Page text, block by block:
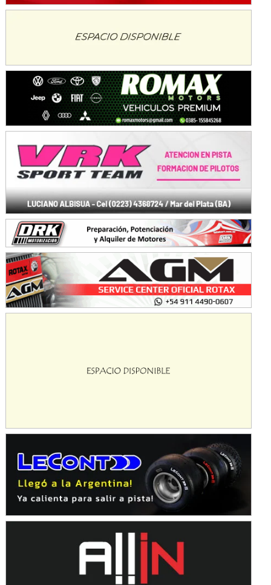
Baradero (Buenos Aires)
Ciudad de Trenque Lauquen (Asfalto)
ENTRERRIANO - F6 (POSTERGADA)
Parque de la Velocidad (Asfalto)
Villaguay (Entre Ríos)
VICTORIENSE - F7
El Cerro (Tierra)
PATAGONICO - F6
Moto Club Reginense (Tierra)
CSK - F7
Juventud Unida (Tierra)
Humboldt (Santa Fe)
NORESTE SANTAFESINO - F6
Ciudad de Avellaneda (Asfalto)
Avellaneda (Santa Fe)
SUR SANTAFESINO - F4
José Samuel Sánchez (Tierra)